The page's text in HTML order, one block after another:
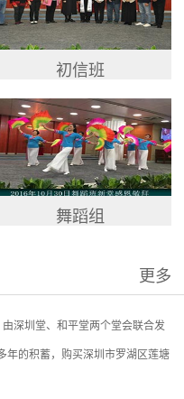
初信班
舞蹈组
更多
由深圳堂、和平堂两个堂会联合发
年的积蓄，购买深圳市罗湖区莲塘